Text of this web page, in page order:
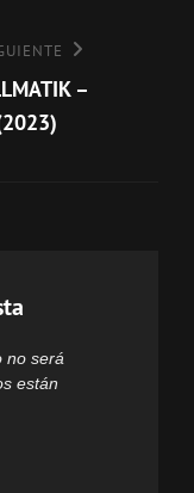
–
no será
están